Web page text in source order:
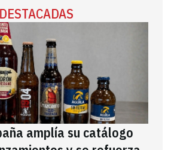
amplía su catálogo